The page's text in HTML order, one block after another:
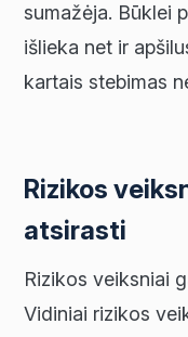
sumažėja. Būklei
išlieka net ir
kartais stebimas
Rizikos
atsirasti
Rizikos veiksniai
Vidiniai rizikos